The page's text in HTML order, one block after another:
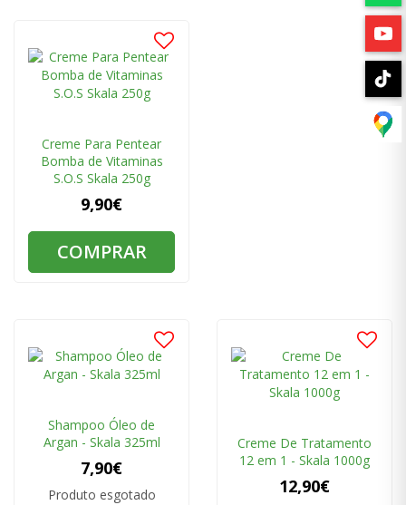
Creme Para Pentear
Bomba de Vitaminas
S.O.S Skala 250g
9,90€
COMPRAR
Shampoo Óleo de
Argan - Skala 325ml
7,90€
Produto esgotado
Creme De Tratamento
12 em 1 - Skala 1000g
12,90€